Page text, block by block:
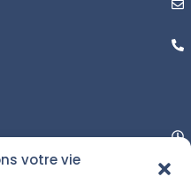
votre vie